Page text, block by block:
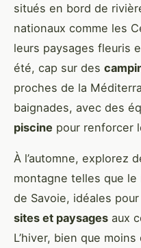
situés en bord de
nationaux comme les
leurs paysages fleuris
été, cap sur des
proches de la
baignades, avec des
piscine pour renforcer
À l’automne, explorez
montagne telles que le
de Savoie, idéales
sites et paysages aux
L’hiver, bien que